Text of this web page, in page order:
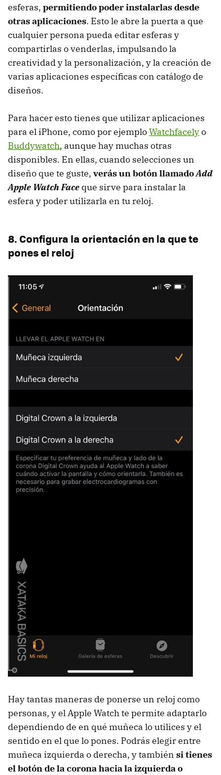
esferas, permitiendo poder instalarlas desde
otras aplicaciones. Esto le abre la puerta a que
cualquier persona pueda editar esferas y
compartirlas o venderlas, impulsando la
creatividad y la personalización, y la creación de
varias aplicaciones específicas con catálogo de
diseños.
Para hacer esto tienes que utilizar aplicaciones
para el iPhone, como por ejemploWatchfacelyo
Buddywatch, aunque hay muchas otras
disponibles. En ellas, cuando selecciones un
diseño que te guste, verás un botón llamadoAdd
Apple Watch Face que sirve para instalar la
esfera y poder utilizarla en tu reloj.
8. Configura la orientación en la que te
pones el reloj
Hay tantas maneras de ponerse un reloj como
personas, y el Apple Watch te permite adaptarlo
dependiendo de en qué muñeca lo utilices y el
sentido en el que lo pones. Podrás elegir entre
muñeca izquierda o derecha, y también si tienes
el botón de la corona hacia la izquierda o